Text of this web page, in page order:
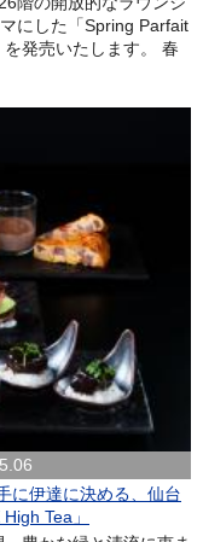
にした「Spring Parfait
発売いたします。 春
に伊達に決める、仙台
Tea」